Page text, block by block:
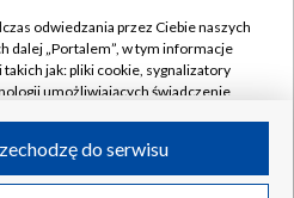
Kontakt
Kanały
S.A. w likwidacji
odwiedzania przez Ciebie naszych
dalej „Portalem”, w tym informacje
jak: pliki cookie, sygnalizatory
umożliwiających świadczenie
do serwisu